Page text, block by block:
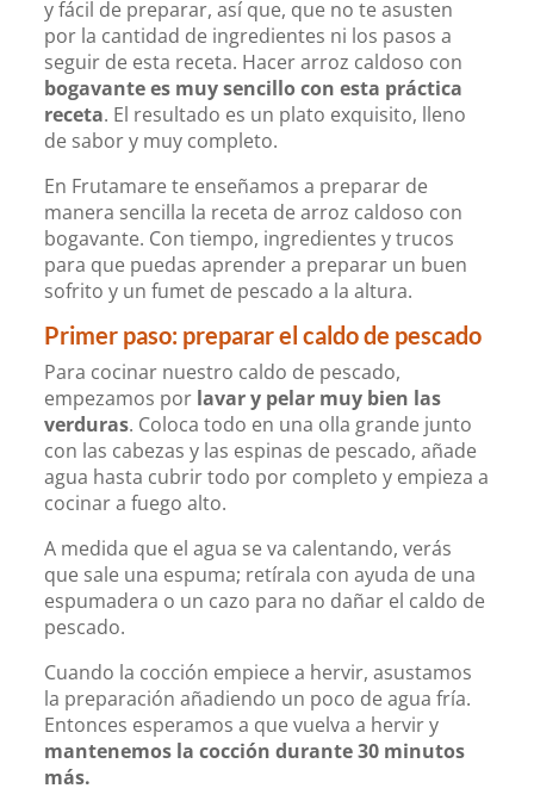
y fácil de preparar, así que, que no te asusten
por la cantidad de ingredientes ni los pasos a
seguir de esta receta. Hacer arroz caldoso con
bogavante es muy sencillo con esta práctica
receta. El resultado es un plato exquisito, lleno
de sabor y muy completo.
En Frutamare te enseñamos a preparar de
manera sencilla la receta de arroz caldoso con
bogavante. Con tiempo, ingredientes y trucos
para que puedas aprender a preparar un buen
sofrito y un fumet de pescado a la altura.
Primer paso: preparar el caldo de pescado
Para cocinar nuestro caldo de pescado,
empezamos por lavar y pelar muy bien las
verduras. Coloca todo en una olla grande junto
con las cabezas y las espinas de pescado, añade
agua hasta cubrir todo por completo y empieza a
cocinar a fuego alto.
A medida que el agua se va calentando, verás
que sale una espuma; retírala con ayuda de una
espumadera o un cazo para no dañar el caldo de
pescado.
Cuando la cocción empiece a hervir, asustamos
la preparación añadiendo un poco de agua fría.
Entonces esperamos a que vuelva a hervir y
mantenemos la cocción durante 30 minutos
más.